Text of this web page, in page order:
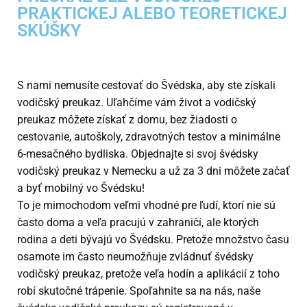
PRAKTICKEJ ALEBO TEORETICKEJ
SKÚŠKY
S nami nemusíte cestovať do Švédska, aby ste získali
vodičský preukaz. Uľahčíme vám život a vodičský
preukaz môžete získať z domu, bez žiadosti o
cestovanie, autoškoly, zdravotných testov a minimálne
6-mesačného bydliska. Objednajte si svoj švédsky
vodičský preukaz v Nemecku a už za 3 dni môžete začať
a byť mobilný vo Švédsku!
To je mimochodom veľmi vhodné pre ľudí, ktorí nie sú
často doma a veľa pracujú v zahraničí, ale ktorých
rodina a deti bývajú vo Švédsku. Pretože množstvo času
osamote im často neumožňuje zvládnuť švédsky
vodičský preukaz, pretože veľa hodín a aplikácií z toho
robí skutočné trápenie. Spoľahnite sa na nás, naše